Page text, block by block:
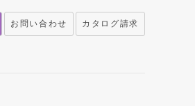
お問い合わせ カタログ請求